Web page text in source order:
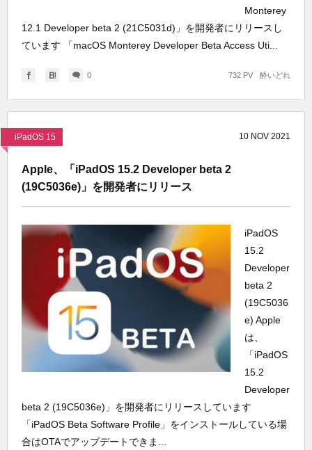
Monterey
12.1 Developer beta 2 (21C5031d)」を開発者にリリースし
ています 「macOS Monterey Developer Beta Access Uti...
0 酔いどれ
732 PV
iPadOS 15 10 NOV 2021
Apple、「iPadOS 15.2 Developer beta 2
(19C5036e)」を開発者にリリース
iPadOS
15.2
Developer
beta 2
(19C5036
e) Apple
は、
「iPadOS
15.2
Developer
beta 2 (19C5036e)」を開発者にリリースしています
「iPadOS Beta Software Profile」をインストールしている場
合はOTAでアップデートできま...